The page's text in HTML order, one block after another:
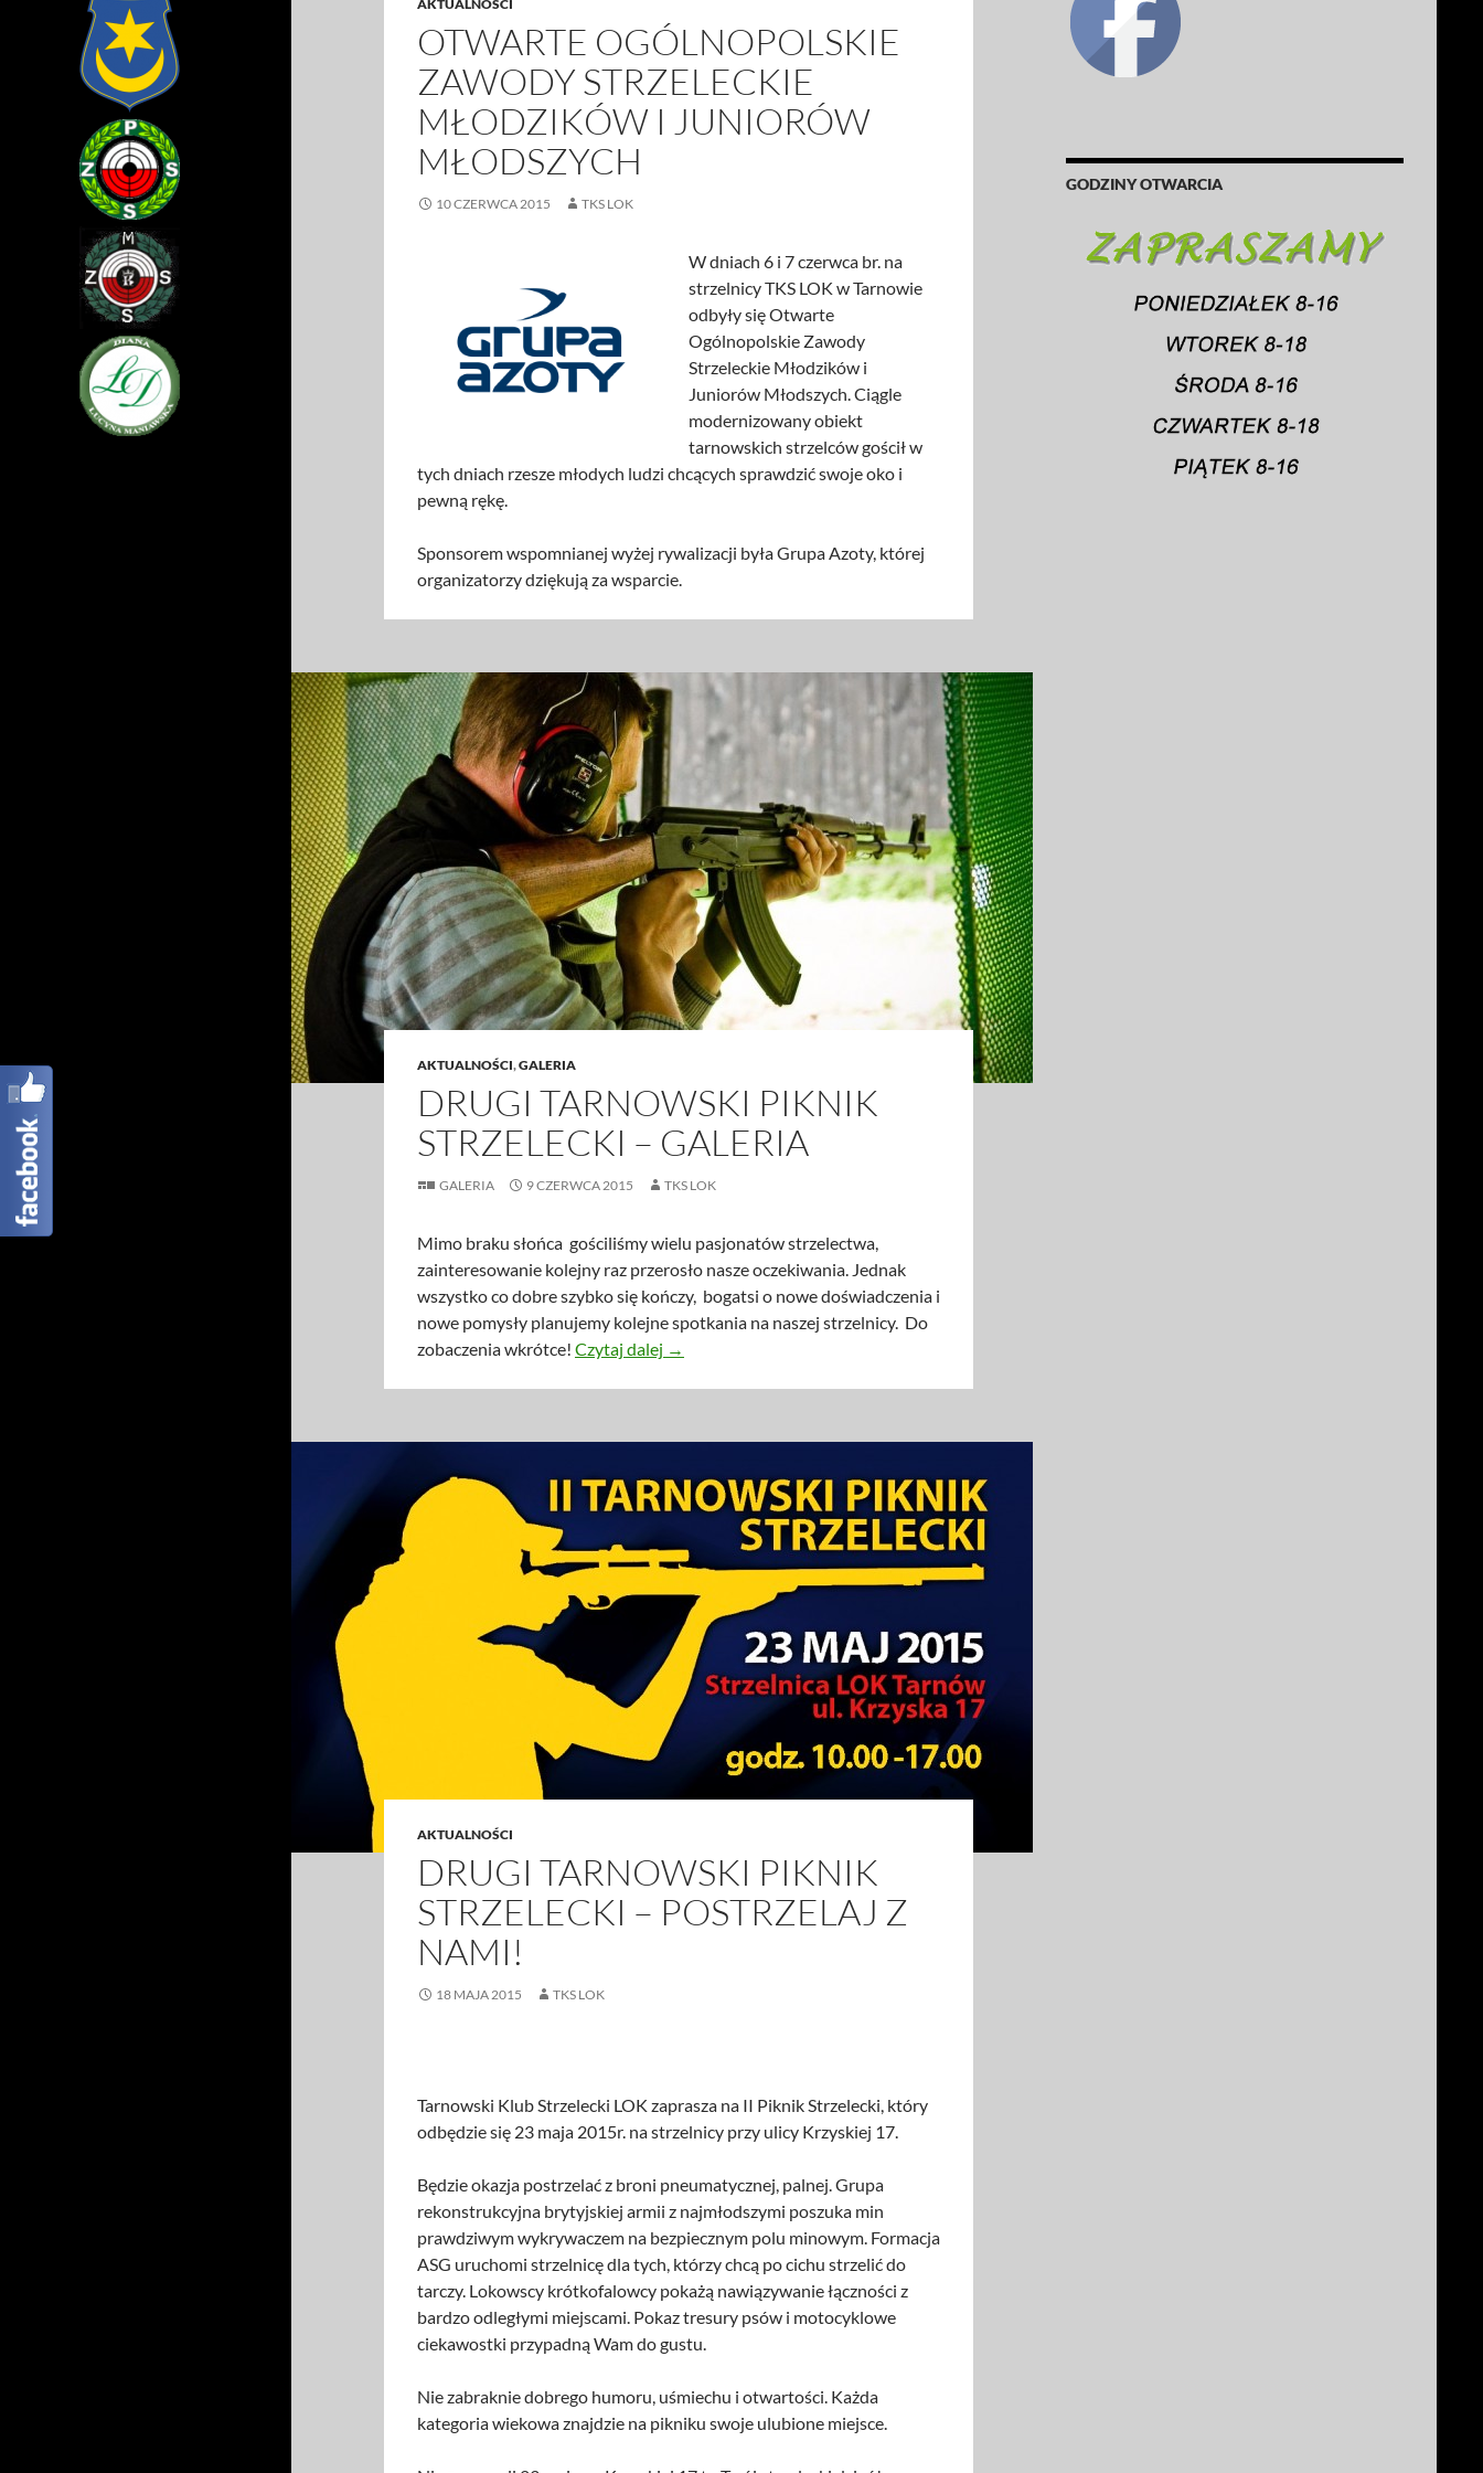
AKTUALNOŚCI
OTWARTE OGÓLNOPOLSKIE
ZAWODY STRZELECKIE
MŁODZIKÓW I JUNIORÓW
MŁODSZYCH
10 CZERWCA 2015 TKS LOK
W dniach 6 i 7 czerwca br. na
strzelnicy TKS LOK w Tarnowie
odbyły się Otwarte
Ogólnopolskie Zawody
Strzeleckie Młodzików i
Juniorów Młodszych. Ciągle
modernizowany obiekt
tarnowskich strzelców gościł w
tych dniach rzesze młodych ludzi chcących sprawdzić swoje oko i
pewną rękę.
Sponsorem wspomnianej wyżej rywalizacji była Grupa Azoty, której
organizatorzy dziękują za wsparcie.
AKTUALNOŚCI,GALERIA
DRUGI TARNOWSKI PIKNIK
STRZELECKI – GALERIA
GALERIA 9 CZERWCA 2015 TKS LOK
Mimo braku słońca gościliśmy wielu pasjonatów strzelectwa,
zainteresowanie kolejny raz przerosło nasze oczekiwania. Jednak
wszystko co dobre szybko się kończy, bogatsi o nowe doświadczenia i
nowe pomysły planujemy kolejne spotkania na naszej strzelnicy. Do
zobaczenia wkrótce! Czytaj dalej Drugi Tarnowski Piknik Strzelecki – Galeria
→
AKTUALNOŚCI
DRUGI TARNOWSKI PIKNIK
STRZELECKI – POSTRZELAJ Z
NAMI!
18 MAJA 2015 TKS LOK
Tarnowski Klub Strzelecki LOK zaprasza na II Piknik Strzelecki, który
odbędzie się 23 maja 2015r. na strzelnicy przy ulicy Krzyskiej 17.
Będzie okazja postrzelać z broni pneumatycznej, palnej. Grupa
rekonstrukcyjna brytyjskiej armii z najmłodszymi poszuka min
prawdziwym wykrywaczem na bezpiecznym polu minowym. Formacja
ASG uruchomi strzelnicę dla tych, którzy chcą po cichu strzelić do
tarczy. Lokowscy krótkofalowcy pokażą nawiązywanie łączności z
bardzo odległymi miejscami. Pokaz tresury psów i motocyklowe
ciekawostki przypadną Wam do gustu.
Nie zabraknie dobrego humoru, uśmiechu i otwartości. Każda
kategoria wiekowa znajdzie na pikniku swoje ulubione miejsce.
GODZINY OTWARCIA